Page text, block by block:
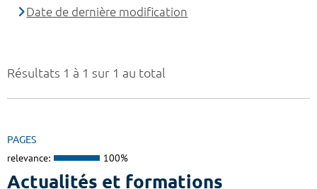
Résultats 1 à 1 sur 1 au total
PAGES
relevance: 100%
Actualités et formations
Date de dernière modification